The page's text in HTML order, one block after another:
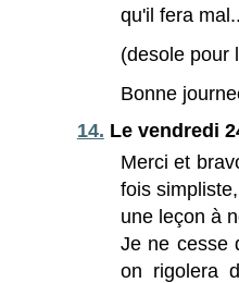
qu'il fera
(desole pour
Bonne
14. Le vendredi
Merci et
fois
une leçon à
Je ne cesse
on rigolera